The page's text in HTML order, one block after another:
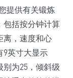
提供有关锻炼
包括按分钟计算
离，速度和心
9英寸大显示
为25，倾斜级